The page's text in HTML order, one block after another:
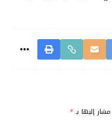
إليها بـ *